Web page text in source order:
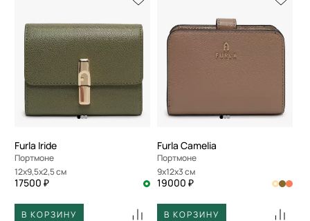
Furla Iride
Портмоне
12x9,5x2,5 см
17500 ₽
В КОРЗИНУ
Furla Camelia
Портмоне
9x12x3 см
19000 ₽
В КОРЗИНУ